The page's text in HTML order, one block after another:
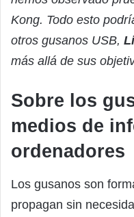
Kong. Todo esto
otros gusanos USB,
más allá de sus
Sobre los
medios de
ordenadores
Los gusanos son
propagan sin